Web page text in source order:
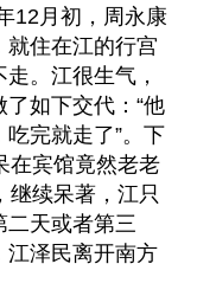
12月初，周永康
就住在江的行宫
。江很生气，
如下交代：“他
完就走了”。下
在宾馆竟然老老
继续呆著，江只
二天或者第三
江泽民离开南方